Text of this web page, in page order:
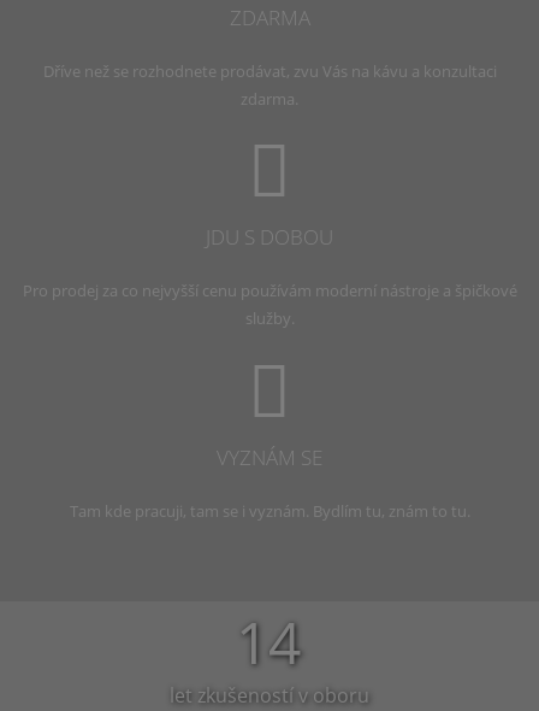
ZDARMA
Dříve než se rozhodnete prodávat, zvu Vás na kávu a konzultaci
zdarma.
JDU S DOBOU
Pro prodej za co nejvyšší cenu používám moderní nástroje a špičkové
služby.
VYZNÁM SE
Tam kde pracuji, tam se i vyznám. Bydlím tu, znám to tu.
14
let zkušeností v oboru